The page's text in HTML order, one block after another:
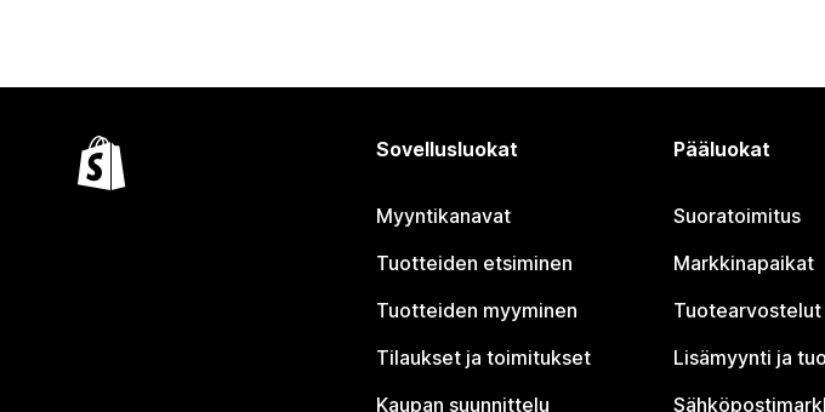
Sovellusluokat
Myyntikanavat
Tuotteiden etsiminen
Tuotteiden myyminen
Tilaukset ja toimitukset
Kaupan suunnittelu
Pääluokat
Suoratoimitus
Markkinapaikat
Tuotearvostelut
Lisämyynti ja